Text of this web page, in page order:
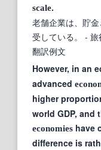
scale.
老舗企業は、貯
受している。
- 旅
翻訳例文
However, in an
advanced
higher
world GDP, and
economies have
difference is